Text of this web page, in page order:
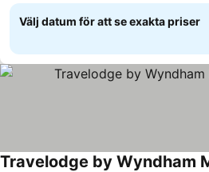
Välj datum för att se exakta priser
Travelodge by Wyndham